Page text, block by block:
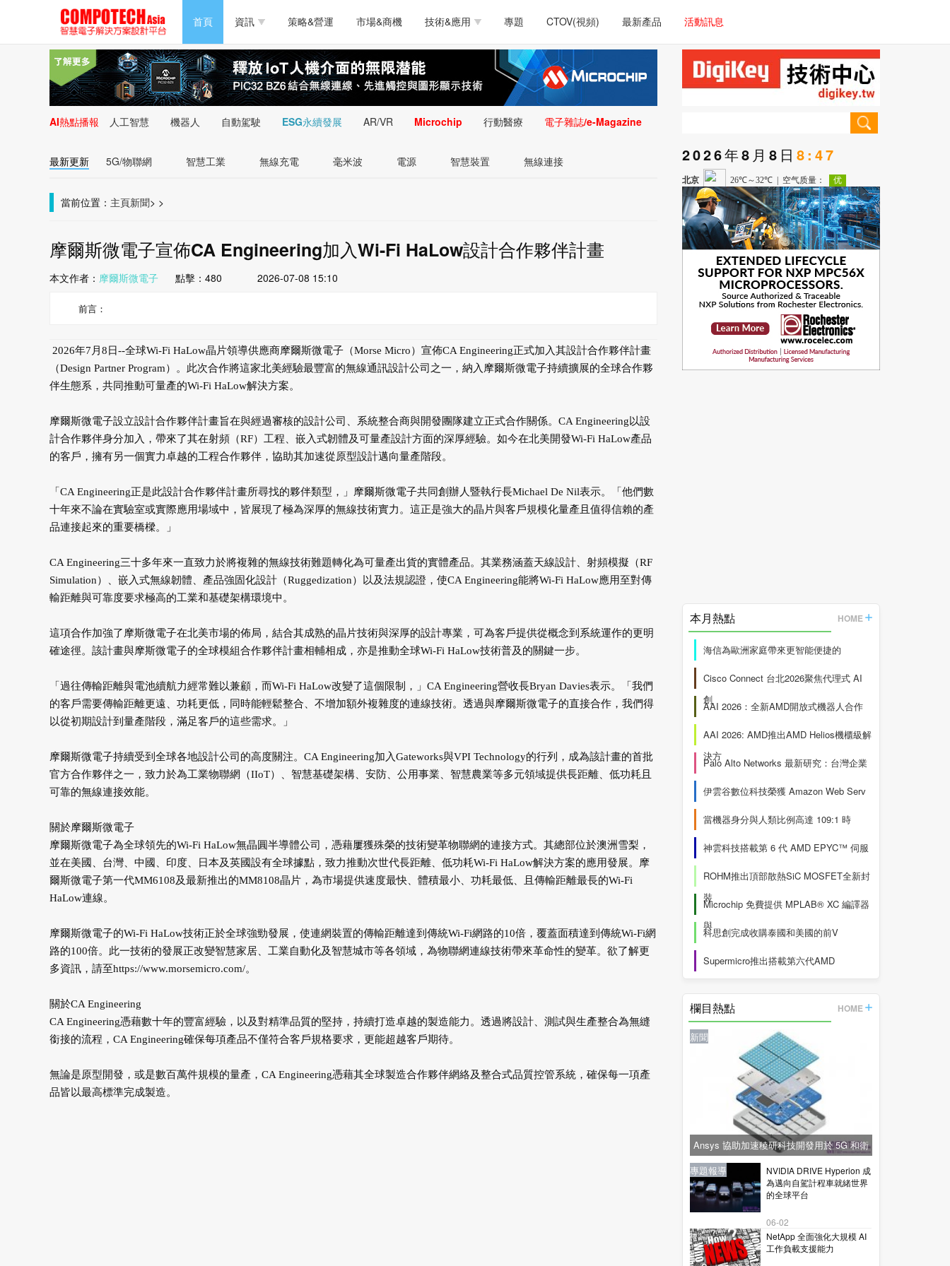
首頁 資訊
半導體/零組件 測試量測
PC/周邊 軟體/工具 醫療電子
新能源 人工智慧 安防監控
策略&營運 市場&商機 技術&應用
電源技術
醫療電子 通訊&網路
類比技術 LED/照明技術 微處理器/微控制器
嵌入技術 感測技術
專題 CTOV(視頻) 最新產品 活動訊息
PC/周邊 軟體/工具 醫療電子
新能源 人工智慧 安防監控
醫療電子 通訊&網路 介面技術
類比技術 LED/照明技術 微處理器/微控制器
嵌入技術 感測技術 量測儀器
智慧型視覺影像/監
控技術
AI熱點播報 人工智慧 機器人 自動駕駛 ESG永續發展 AR/VR Microchip 行動醫療 電子雜誌/e-Magazine
最新更新 5G/物聯網 智慧工業 無線充電 毫米波 電源 智慧裝置 無線連接
當前位置： 主頁 >
新聞 >
摩爾斯微電子宣佈CA Engineering加入Wi-Fi HaLow設計合作夥伴計畫
本文作者： 摩爾斯微電子點擊： 480 2026-07-08 15:10
前言：
2026年7月8日--全球Wi-Fi HaLow晶片領導供應商摩爾斯微電子（Morse Micro）宣佈CA Engineering正式加入其設計合作夥伴計畫
（Design Partner Program）。此次合作將這家北美經驗最豐富的無線通訊設計公司之一，納入摩爾斯微電子持續擴展的全球合作夥
伴生態系，共同推動可量產的Wi-Fi HaLow解決方案。
摩爾斯微電子設立設計合作夥伴計畫旨在與經過審核的設計公司、系統整合商與開發團隊建立正式合作關係。CA Engineering以設
計合作夥伴身分加入，帶來了其在射頻（RF）工程、嵌入式韌體及可量產設計方面的深厚經驗。如今在北美開發Wi-Fi HaLow產品
的客戶，擁有另一個實力卓越的工程合作夥伴，協助其加速從原型設計邁向量產階段。
「CA Engineering正是此設計合作夥伴計畫所尋找的夥伴類型，」摩爾斯微電子共同創辦人暨執行長Michael De Nil表示。「他們數
十年來不論在實驗室或實際應用場域中，皆展現了極為深厚的無線技術實力。這正是強大的晶片與客戶規模化量產且值得信賴的產
品連接起來的重要橋樑。」
CA Engineering三十多年來一直致力於將複雜的無線技術難題轉化為可量產出貨的實體產品。其業務涵蓋天線設計、射頻模擬（RF
Simulation）、嵌入式無線韌體、產品強固化設計（Ruggedization）以及法規認證，使CA Engineering能將Wi-Fi HaLow應用至對傳
輸距離與可靠度要求極高的工業和基礎架構環境中。
這項合作加強了摩斯微電子在北美市場的佈局，結合其成熟的晶片技術與深厚的設計專業，可為客戶提供從概念到系統運作的更明
確途徑。該計畫與摩斯微電子的全球模組合作夥伴計畫相輔相成，亦是推動全球Wi-Fi HaLow技術普及的關鍵一步。
「過往傳輸距離與電池續航力經常難以兼顧，而Wi-Fi HaLow改變了這個限制，」CA Engineering營收長Bryan Davies表示。「我們
的客戶需要傳輸距離更遠、功耗更低，同時能輕鬆整合、不增加額外複雜度的連線技術。透過與摩爾斯微電子的直接合作，我們得
以從初期設計到量產階段，滿足客戶的這些需求。」
摩爾斯微電子持續受到全球各地設計公司的高度關注。CA Engineering加入Gateworks與VPI Technology的行列，成為該計畫的首批
官方合作夥伴之一，致力於為工業物聯網（IIoT）、智慧基礎架構、安防、公用事業、智慧農業等多元領域提供長距離、低功耗且
可靠的無線連接效能。
關於摩爾斯微電子
摩爾斯微電子為全球領先的Wi-Fi HaLow無晶圓半導體公司，憑藉屢獲殊榮的技術變革物聯網的連接方式。其總部位於澳洲雪梨，
並在美國、台灣、中國、印度、日本及英國設有全球據點，致力推動次世代長距離、低功耗Wi-Fi HaLow解決方案的應用發展。摩
爾斯微電子第一代MM6108及最新推出的MM8108晶片，為市場提供速度最快、體積最小、功耗最低、且傳輸距離最長的Wi-Fi
HaLow連線。
摩爾斯微電子的Wi-Fi HaLow技術正於全球強勁發展，使連網裝置的傳輸距離達到傳統Wi-Fi網路的10倍，覆蓋面積達到傳統Wi-Fi網
路的100倍。此一技術的發展正改變智慧家居、工業自動化及智慧城市等各領域，為物聯網連線技術帶來革命性的變革。欲了解更
多資訊，請至https://www.morsemicro.com/。
關於CA Engineering
CA Engineering憑藉數十年的豐富經驗，以及對精準品質的堅持，持續打造卓越的製造能力。透過將設計、測試與生產整合為無縫
銜接的流程，CA Engineering確保每項產品不僅符合客戶規格要求，更能超越客戶期待。
無論是原型開發，或是數百萬件規模的量產，CA Engineering憑藉其全球製造合作夥伴網絡及整合式品質控管系統，確保每一項產
品皆以最高標準完成製造。
2026年8月8日 8:47
本月熱點 HOME
海信為歐洲家庭帶來更智能便捷的
Cisco Connect 台北2026聚焦代理式 AI
創
AAI 2026：全新AMD開放式機器人合作
AAI 2026: AMD推出AMD Helios機櫃級解
決方
Palo Alto Networks 最新研究：台灣企業
伊雲谷數位科技榮獲 Amazon Web Serv
當機器身分與人類比例高達 109:1 時
神雲科技搭載第 6 代 AMD EPYC™ 伺服
ROHM推出頂部散熱SiC MOSFET全新封
裝
Microchip 免費提供 MPLAB® XC 編譯器
與
科思創完成收購泰國和美國的前V
Supermicro推出搭載第六代AMD
EPYC™
欄目熱點 HOME
新聞
Ansys 協助加速稜研科技開發用於 5G 和衛
星通訊的下一代毫米波技術
新聞
NVIDIA DRIVE Hyperion 成
為邁向自駕計程車就緒世界
的全球平台
06-02
新聞
NetApp 全面強化大規模 AI
工作負載支援能力
專題報導
新聞
專題報導